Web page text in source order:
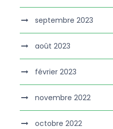
septembre 2023
août 2023
février 2023
novembre 2022
octobre 2022